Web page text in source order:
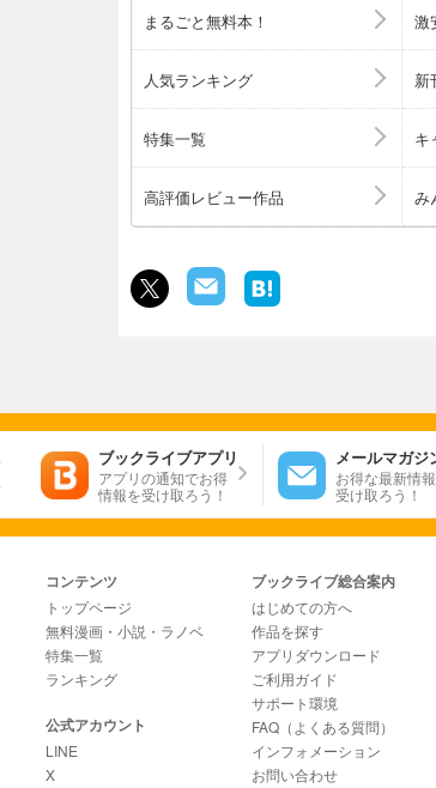
まるごと無料本！ 激
人気ランキング 新
特集一覧 キ
高評価レビュー作品 み
ブックライブアプリ
アプリの通知でお得
情報を受け取ろう！
メールマガジ
お得な最新情
受け取ろう！
コンテンツ
トップページ
無料漫画・小説・ラノベ
特集一覧
ランキング
公式アカウント
LINE
X
ブックライブ総合案内
はじめての方へ
作品を探す
アプリダウンロード
ご利用ガイド
サポート環境
FAQ（よくある質問）
インフォメーション
お問い合わせ